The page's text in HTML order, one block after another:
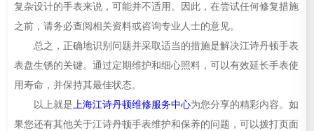
复杂设计的手表来说，可能并不适用。因此，在尝试任何修复措施
之前，请务必查阅相关资料或咨询专业人士的意见。
总之，正确地识别问题并采取适当的措施是解决江诗丹顿手表
表盘生锈的关键。通过定期维护和细心照料，可以有效延长手表使
用寿命，并保持其最佳状态。
以上就是上海江诗丹顿维修服务中心为您分享的精彩内容。如
果您还有其他关于江诗丹顿手表维护和保养的问题，可以拨打页面